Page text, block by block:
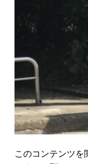
このコンテンツ